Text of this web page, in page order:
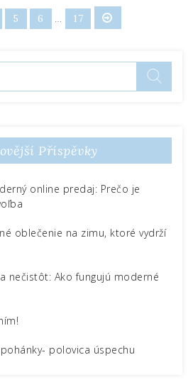
5 6 … 17
Příspěvky
online predaj: Prečo je
oblečenie na zimu, ktoré vydrží
nečistôt: Ako fungujú moderné
polovica úspechu